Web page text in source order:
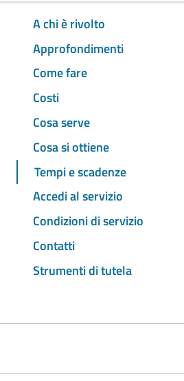
A chi è rivolto
Approfondimenti
Come fare
Costi
Cosa serve
Cosa si ottiene
Tempi e scadenze
Accedi al servizio
Condizioni di servizio
Contatti
Strumenti di tutela